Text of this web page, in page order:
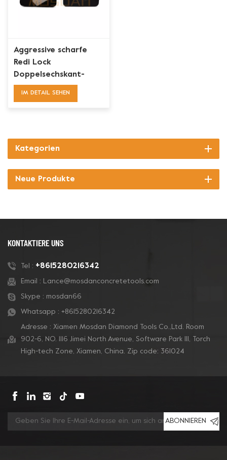
Aggressive scharfe
Redi Lock
Doppelsechskant-
Diamantschleifscheibe
IM DETAIL SEHEN
Kategorien
Neue Produkte
KONTAKTIERE UNS
Tel : +8615280216342
Email : Lance@mosdanconcretetools.com
Skype : mosdan66
Whatsapp : +8615280216342
Adresse : Xiamen Mosdan Diamond Tools Co.,Ltd. Room
902-6, NO. 1116 Jimei North Avenue, Software Park Ill, Torch
High-tech Zone, Xiamen, China. Zip code: 361024
ABONNIEREN